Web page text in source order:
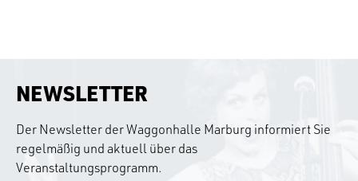
NEWSLETTER
Der Newsletter der Waggonhalle Marburg informiert Sie
regelmäßig und aktuell über das
Veranstaltungsprogramm.